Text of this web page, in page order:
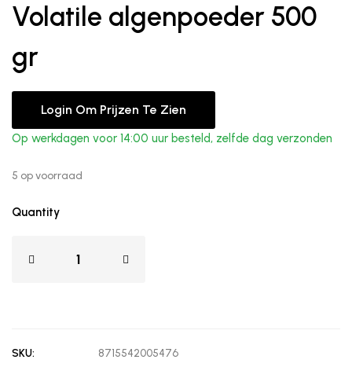
Volatile algenpoeder 500
gr
Login Om Prijzen Te Zien
Op werkdagen voor 14:00 uur besteld, zelfde dag verzonden
5 op voorraad
Quantity
SKU:
8715542005476